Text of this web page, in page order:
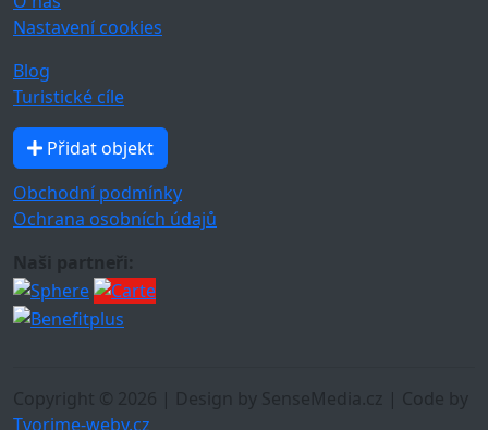
Nastavení cookies
Blog
Turistické cíle
Přidat objekt
Obchodní podmínky
Ochrana osobních údajů
Naši partneři:
Copyright © 2026 | Design by SenseMedia.cz | Code by
Tvorime-weby.cz